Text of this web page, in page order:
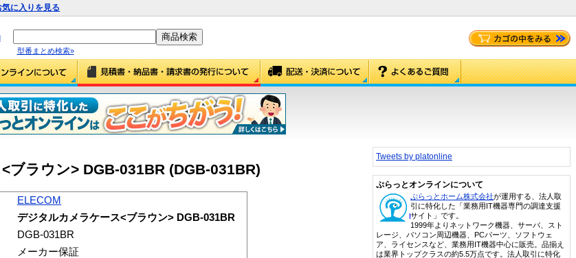
気に入りを見る
型番まとめ検索»
ブラウン> DGB-031BR (DGB-031BR)
ELECOM
デジタルカメラケース<ブラウン> DGB-031BR
DGB-031BR
メーカー保証
Tweets by platonline
ぷらっとオンラインについて
ぷらっとホーム株式会社が運用する、法人取
引に特化した「業務用IT機器専門の調達支援
サイト」です。
1999年よりネットワーク機器、サーバ、スト
レージ、パソコン周辺機器、PCパーツ、ソフトウェ
ア、ライセンスなど、業務用IT機器中心に販売。品揃え
は業界トップクラスの約5.5万点です。法人取引に特化